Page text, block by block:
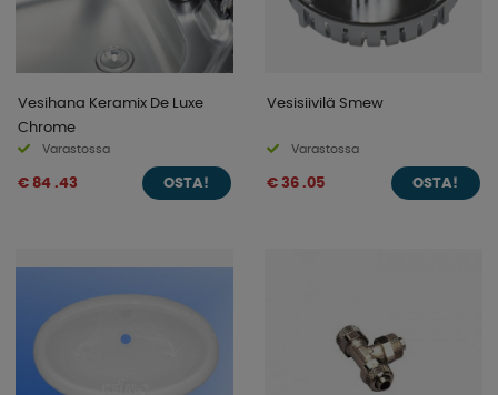
Vesihana Keramix De Luxe
Chrome
Varastossa
€ 84 .43 OSTA!
Vesisiivilä Smew
Varastossa
€ 36 .05 OSTA!